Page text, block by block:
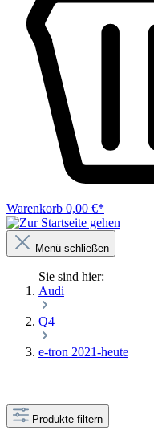
Warenkorb 0,00 €*
Menü schließen
Sie sind hier:
Audi
Q4
e-tron 2021-heute
Produkte filtern